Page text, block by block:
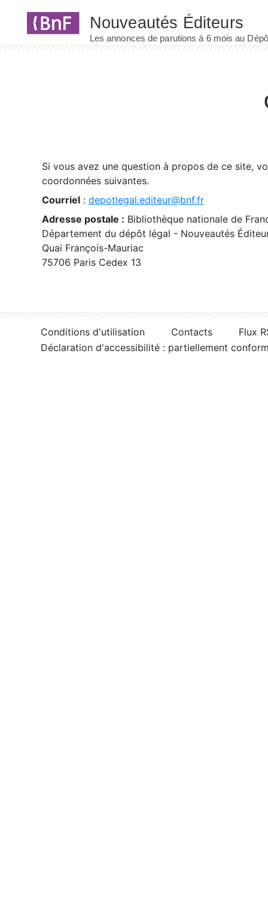
Si vous avez une question à propos de ce site,
coordonnées suivantes.
Courriel : depotlegal.editeur@bnf.fr
Adresse postale : Bibliothèque nationale de
Département du dépôt légal - Nouveautés
Quai François-Mauriac
75706 Paris Cedex 13
Conditions d'utilisation Contacts
Flux
Déclaration d'accessibilité : partiellement